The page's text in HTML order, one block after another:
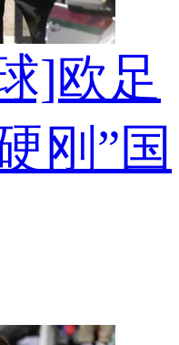
]欧足
刚”国